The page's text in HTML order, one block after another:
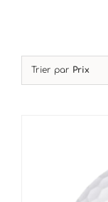
Trier par Prix